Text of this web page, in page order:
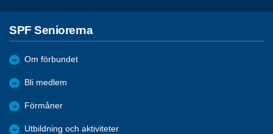
SPF Seniorerna
Om förbundet
Bli medlem
Förmåner
Utbildning och aktiviteter